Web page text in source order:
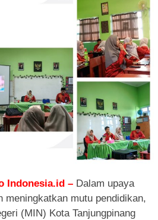
Indonesia.id – Dalam upaya
meningkatkan mutu pendidikan,
(MIN) Kota Tanjungpinang